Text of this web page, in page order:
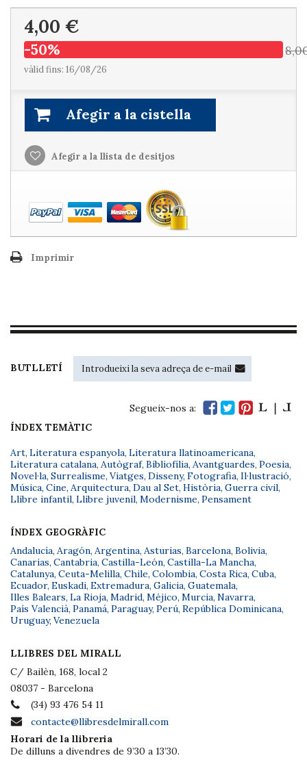
4,00 €
-50%
vàlid fins: 16/08/26
Afegir a la cistella
Afegir a la llista de desitjos
Imprimir
BUTLLETÍ
Segueix-nos a:
ÍNDEX TEMÀTIC
Art, Literatura espanyola, Literatura llatinoamericana,
Literatura catalana, Autògraf, Bibliofília, Avantguardes, Poesia,
Novel·la, Surrealisme, Viatges, Disseny, Fotografia, Il·lustració,
Música, Cine, Arquitectura, Dau al Set, Història, Guerra civil,
Llibre infantil, Llibre juvenil, Modernisme, Pensament
ÍNDEX GEOGRÀFIC
Andalucía, Aragón, Argentina, Asturias, Barcelona, Bolivia,
Canarias, Cantabria, Castilla-León, Castilla-La Mancha,
Catalunya, Ceuta-Melilla, Chile, Colombia, Costa Rica, Cuba,
Ecuador, Euskadi, Extremadura, Galicia, Guatemala,
Illes Balears, La Rioja, Madrid, Méjico, Murcia, Navarra,
País Valencià, Panamá, Paraguay, Perú, República Dominicana,
Uruguay, Venezuela
LLIBRES DEL MIRALL
C/ Bailèn, 168, local 2
08037 - Barcelona
(34) 93 476 54 11
contacte@llibresdelmirall.com
Horari de la llibreria
De dilluns a divendres de 9’30 a 13’30.